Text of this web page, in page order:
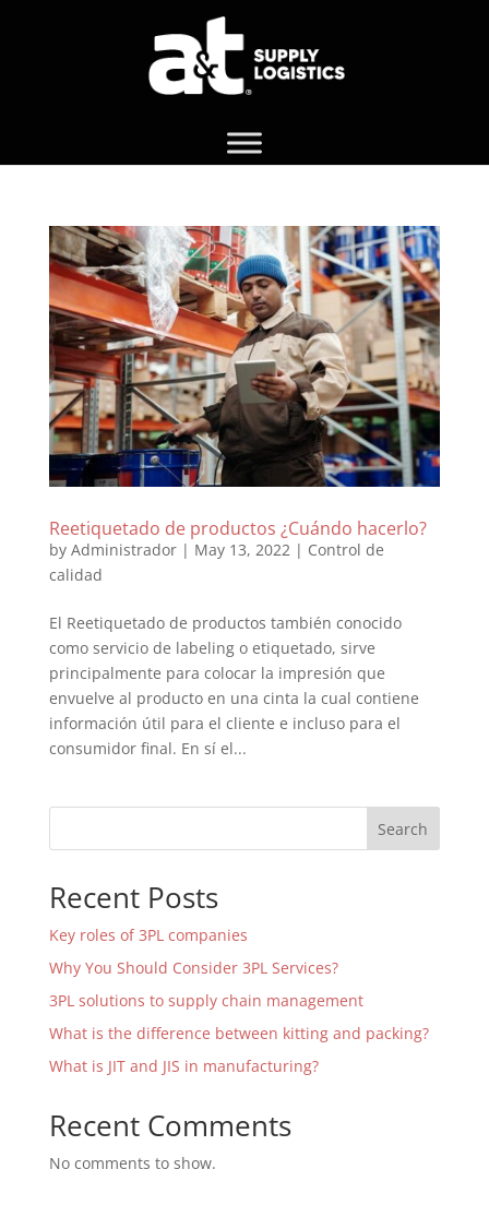
Reetiquetado de productos ¿Cuándo hacerlo?
by Administrador| May 13, 2022| Control de
calidad
El Reetiquetado de productos también conocido
como servicio de labeling o etiquetado, sirve
principalmente para colocar la impresión que
envuelve al producto en una cinta la cual contiene
información útil para el cliente e incluso para el
consumidor final. En sí el...
Search
Recent Posts
Key roles of 3PL companies
Why You Should Consider 3PL Services?
3PL solutions to supply chain management
What is the difference between kitting and packing?
What is JIT and JIS in manufacturing?
Recent Comments
No comments to show.